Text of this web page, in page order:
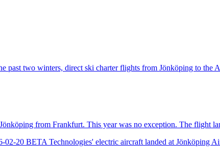
past two winters, direct ski charter flights from Jönköping to the
from Frankfurt. This year was no exception. The flight
02-20 BETA Technologies' electric aircraft landed at Jönköping